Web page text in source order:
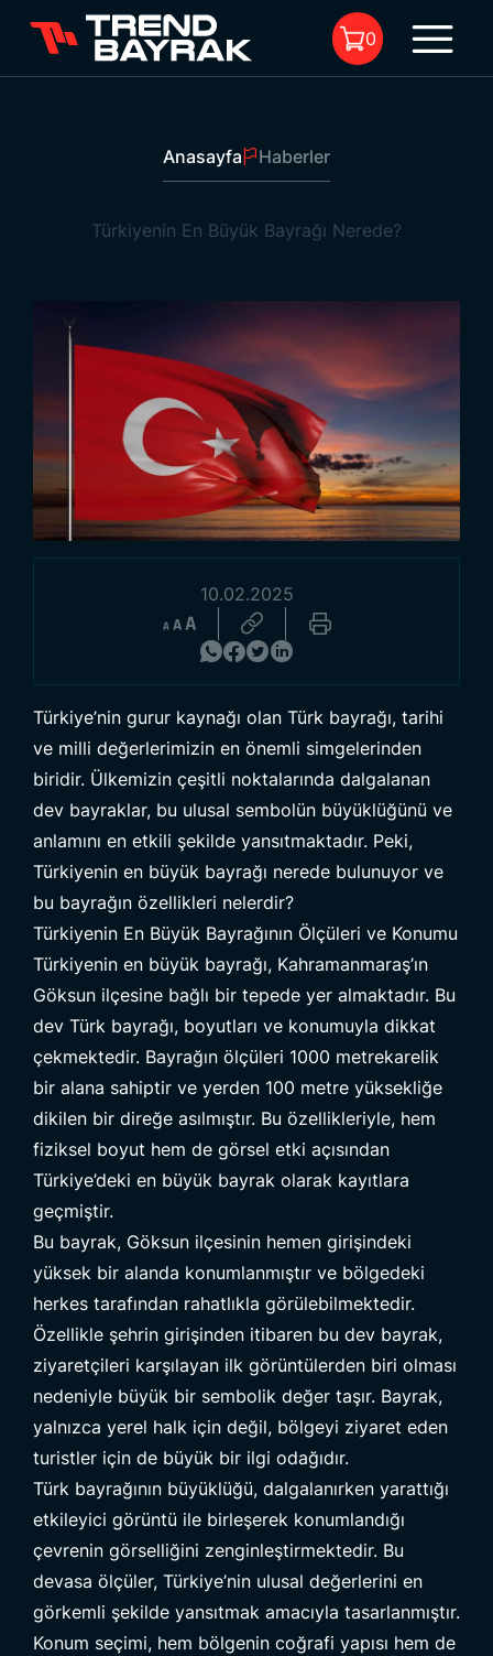
0
Anasayfa Haberler
Türkiyenin En Büyük Bayrağı Nerede?
10.02.2025
Türkiye’nin gurur kaynağı olan Türk bayrağı, tarihi
ve milli değerlerimizin en önemli simgelerinden
biridir. Ülkemizin çeşitli noktalarında dalgalanan
dev bayraklar, bu ulusal sembolün büyüklüğünü ve
anlamını en etkili şekilde yansıtmaktadır. Peki,
Türkiyenin en büyük bayrağı nerede bulunuyor ve
bu bayrağın özellikleri nelerdir?
Türkiyenin En Büyük Bayrağının Ölçüleri ve Konumu
Türkiyenin en büyük bayrağı, Kahramanmaraş’ın
Göksun ilçesine bağlı bir tepede yer almaktadır. Bu
dev Türk bayrağı, boyutları ve konumuyla dikkat
çekmektedir. Bayrağın ölçüleri 1000 metrekarelik
bir alana sahiptir ve yerden 100 metre yüksekliğe
dikilen bir direğe asılmıştır. Bu özellikleriyle, hem
fiziksel boyut hem de görsel etki açısından
Türkiye’deki en büyük bayrak olarak kayıtlara
geçmiştir.
Bu bayrak, Göksun ilçesinin hemen girişindeki
yüksek bir alanda konumlanmıştır ve bölgedeki
herkes tarafından rahatlıkla görülebilmektedir.
Özellikle şehrin girişinden itibaren bu dev bayrak,
ziyaretçileri karşılayan ilk görüntülerden biri olması
nedeniyle büyük bir sembolik değer taşır. Bayrak,
yalnızca yerel halk için değil, bölgeyi ziyaret eden
turistler için de büyük bir ilgi odağıdır.
Türk bayrağının büyüklüğü, dalgalanırken yarattığı
etkileyici görüntü ile birleşerek konumlandığı
çevrenin görselliğini zenginleştirmektedir. Bu
devasa ölçüler, Türkiye’nin ulusal değerlerini en
görkemli şekilde yansıtmak amacıyla tasarlanmıştır.
Konum seçimi, hem bölgenin coğrafi yapısı hem de